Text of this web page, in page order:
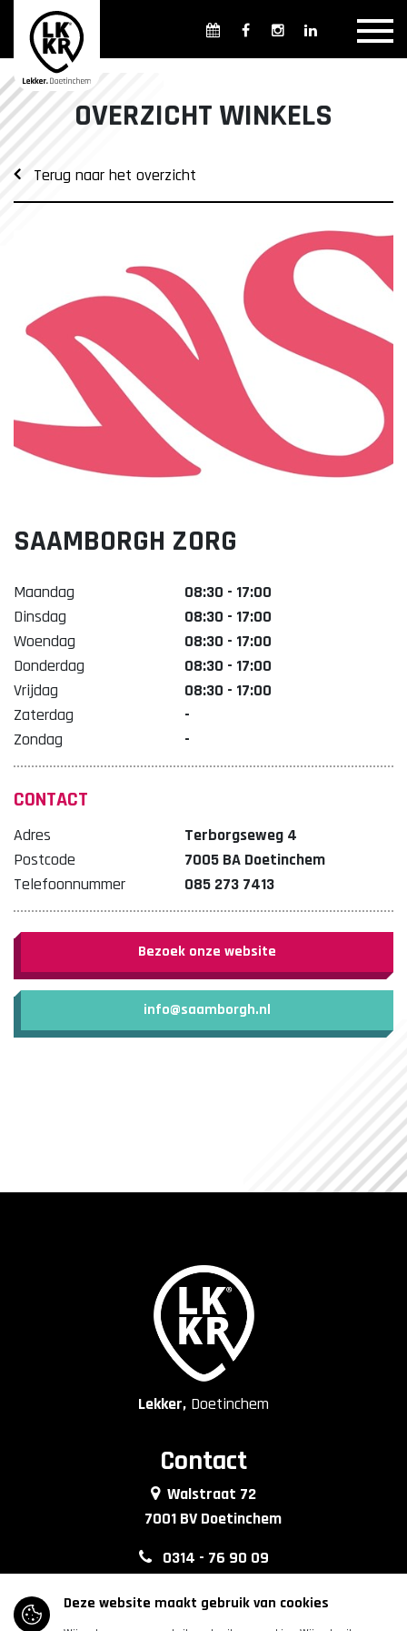
Overzicht winkels
Openingsdagen en -tijden
Weekmarkten
Parkeren in Doetinchem
Openbaar vervoer
Gratis Shuttle
FAQ
Organisatie Binnenstadbedrijf Doetinchem
OVERZICHT WINKELS
Terug naar het overzicht
SAAMBORGH ZORG
Maandag
08:30 - 17:00
Dinsdag
08:30 - 17:00
Woendag
08:30 - 17:00
Donderdag
08:30 - 17:00
Vrijdag
08:30 - 17:00
Zaterdag
-
Zondag
-
CONTACT
Adres
Terborgseweg 4
Postcode
7005 BA Doetinchem
Telefoonnummer
085 273 7413
Bezoek onze website
info@saamborgh.nl
Lekker, Doetinchem
Contact
Walstraat 72
7001 BV Doetinchem
0314 - 76 90 09
info@lkkrdoetinchem.nl
Deze website maakt gebruik van cookies